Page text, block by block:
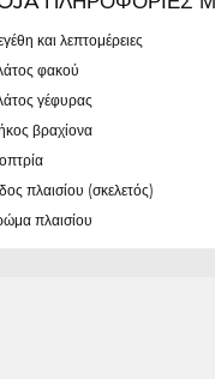
και λεπτομέρειες
φακού
γέφυρας
βραχίονα
πλαισίου (σκελετός)
πλαισίου